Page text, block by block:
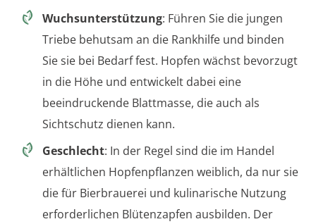
Wuchsunterstützung: Führen Sie die jungen
Triebe behutsam an die Rankhilfe und binden
Sie sie bei Bedarf fest. Hopfen wächst bevorzugt
in die Höhe und entwickelt dabei eine
beeindruckende Blattmasse, die auch als
Sichtschutz dienen kann.
Geschlecht: In der Regel sind die im Handel
erhältlichen Hopfenpflanzen weiblich, da nur sie
die für Bierbrauerei und kulinarische Nutzung
erforderlichen Blütenzapfen ausbilden. Der